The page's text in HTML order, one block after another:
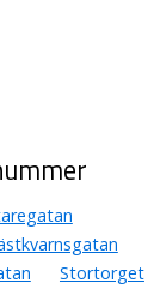
Stortorget